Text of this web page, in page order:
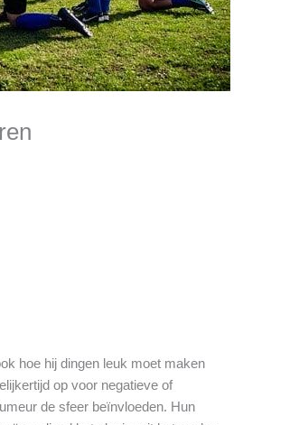
hoe hij dingen leuk moet maken
op voor negatieve of
de sfeer beïnvloeden. Hun